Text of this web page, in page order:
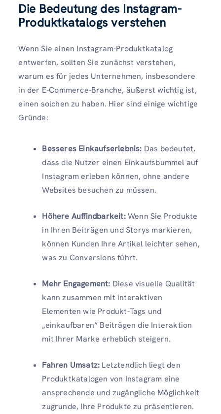
Die Bedeutung des Instagram-
Produktkatalogs verstehen
Wenn Sie einen Instagram-Produktkatalog
entwerfen, sollten Sie zunächst verstehen,
warum es für jedes Unternehmen, insbesondere
in der E-Commerce-Branche, äußerst wichtig ist,
einen solchen zu haben. Hier sind einige wichtige
Gründe:
Besseres Einkaufserlebnis: Das bedeutet,
dass die Nutzer einen Einkaufsbummel auf
Instagram erleben können, ohne andere
Websites besuchen zu müssen.
Höhere Auffindbarkeit:Wenn Sie Produkte
in Ihren Beiträgen und Storys markieren,
können Kunden Ihre Artikel leichter sehen,
was zu Conversions führt.
Mehr Engagement: Diese visuelle Qualität
kann zusammen mit interaktiven
Elementen wie Produkt-Tags und
„einkaufbaren“ Beiträgen die Interaktion
mit Ihrer Marke erheblich steigern.
Fahren Umsatz: Letztendlich liegt den
Produktkatalogen von Instagram eine
ansprechende und zugängliche Möglichkeit
zugrunde, Ihre Produkte zu präsentieren.